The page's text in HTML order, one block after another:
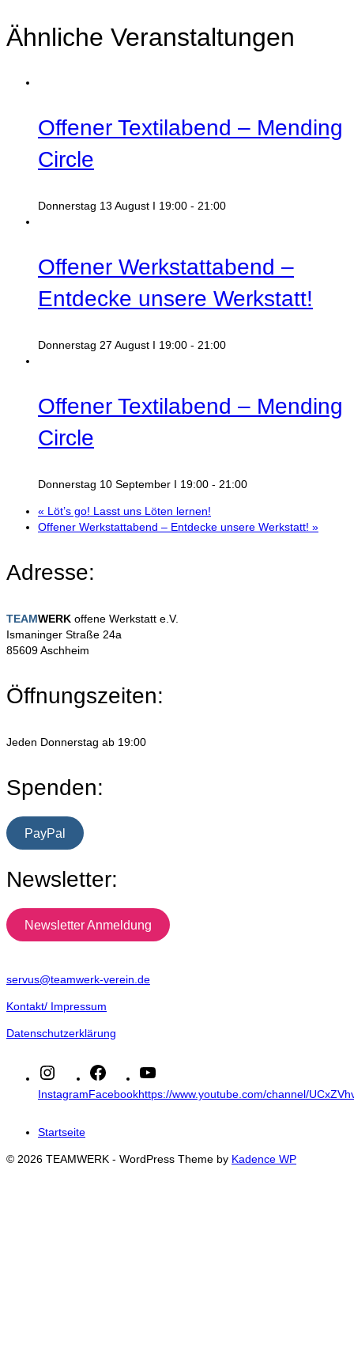
Ähnliche Veranstaltungen
Offener Textilabend – Mending
Circle
Donnerstag 13 August I 19:00 - 21:00
Offener Werkstattabend –
Entdecke unsere Werkstatt!
Donnerstag 27 August I 19:00 - 21:00
Offener Textilabend – Mending
Circle
Donnerstag 10 September I 19:00 - 21:00
« Löt’s go! Lasst uns Löten lernen!
Offener Werkstattabend – Entdecke unsere Werkstatt! »
Adresse:
TEAMWERK offene Werkstatt e.V.
Ismaninger Straße 24a
85609 Aschheim
Öffnungszeiten:
Jeden Donnerstag ab 19:00
Spenden:
PayPal
Newsletter:
Newsletter Anmeldung
servus@teamwerk-verein.de
Kontakt/ Impressum
Datenschutzerklärung
InstagramFacebookhttps://www.youtube.com/channel/
Startseite
© 2026 TEAMWERK - WordPress Theme by Kadence WP